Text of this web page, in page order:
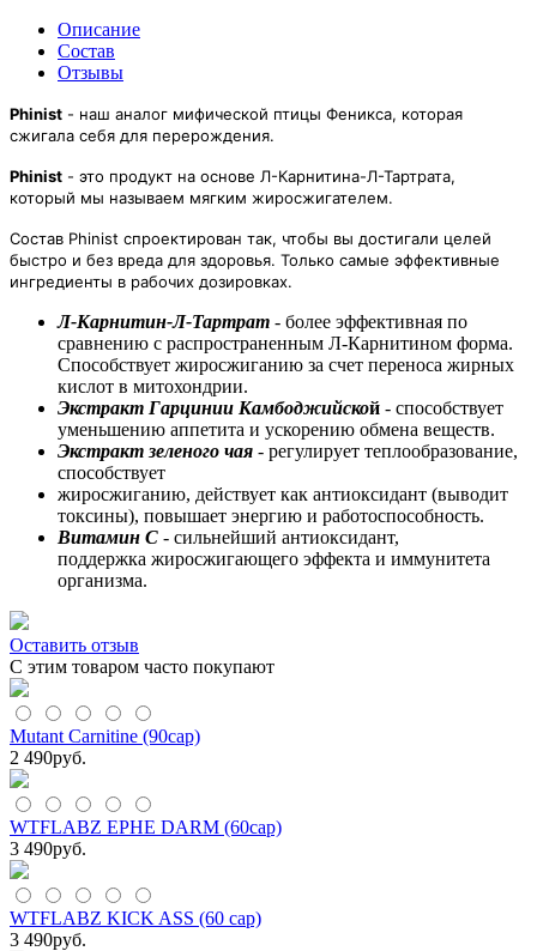
Описание
Cостав
Отзывы
Phinist - наш аналог мифической птицы Феникса, которая
сжигала себя для перерождения.
Phinist - это продукт на основе Л-Карнитина-Л-Тартрата,
который мы называем мягким жиросжигателем.
Состав Phinist спроектирован так, чтобы вы достигали целей
быстро и без вреда для здоровья. Только самые эффективные
ингредиенты в рабочих дозировках.
Л-Карнитин-Л-Тартрат - более эффективная по
сравнению с распространенным Л-Карнитином форма.
Способствует жиросжиганию за счет переноса жирных
кислот в митохондрии.
Экстракт Гарцинии Камбоджийской - способствует
уменьшению аппетита и ускорению обмена веществ.
Экстракт зеленого чая - регулирует теплообразование,
способствует
жиросжиганию, действует как антиоксидант (выводит
токсины), повышает энергию и работоспособность.
Витамин С - сильнейший антиоксидант,
поддержка жиросжигающего эффекта и иммунитета
организма.
Оставить отзыв
С этим товаром часто покупают
Mutant Carnitine (90cap)
2 490руб.
WTFLABZ EPHE DARM (60cap)
3 490руб.
WTFLABZ KICK ASS (60 cap)
3 490руб.